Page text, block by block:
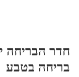
חדר הבריחה
בריחה בטבע